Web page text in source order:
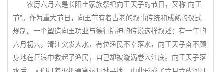
农历六月六是长阳土家族祭祀向王天子的节日，又称“向王
节”。作为重大节日，向王节有着古老的叙事传统和成熟的仪式
规制。一个塑造向王功业与德行精神的传说这样叙述：有一年的
六月初六，清江突发大水，有位渔民不幸落水，向王天子奋不顾
身地在巨浪中救起了渔民，自己却被漩涡卷入江底。向王天子落